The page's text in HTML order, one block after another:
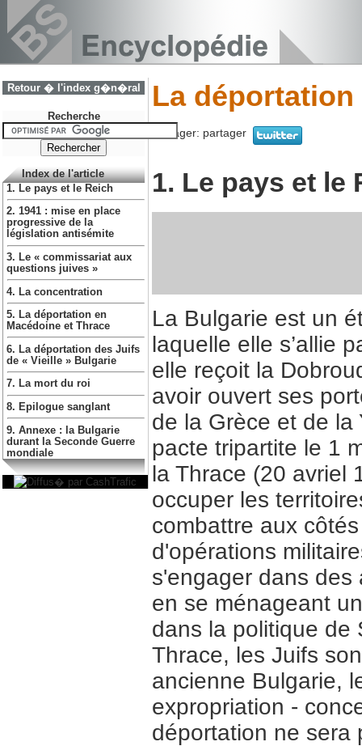
Retour � l'index g�n�ral
Recherche
Index de l'article
1. Le pays et le Reich
2. 1941 : mise en place
progressive de la
législation antisémite
3. Le « commissariat aux
questions juives »
4. La concentration
5. La déportation en
Macédoine et Thrace
6. La déportation des Juifs
de « Vieille » Bulgarie
7. La mort du roi
8. Epilogue sanglant
9. Annexe : la Bulgarie
durant la Seconde Guerre
mondiale
La
Partager: partager
1. Le pays et le
La Bulgarie est un
laquelle elle s’allie
elle reçoit la
avoir ouvert ses
de la Grèce et de la
pacte tripartite le 1
la Thrace (20 avriel
occuper les
combattre aux
d'opérations
s'engager dans des
en se ménageant
dans la politique de
Thrace, les Juifs
ancienne Bulgarie,
expropriation -
déportation ne sera